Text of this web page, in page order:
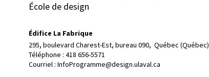
École de design
Édifice La Fabrique
295, boulevard Charest-Est, bureau 090, Québec (Québec)
Téléphone : 418 656-5571
Courriel : InfoProgramme@design.ulaval.ca